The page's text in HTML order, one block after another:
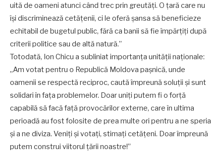
uită de oameni atunci când trec prin greutăți. O țară care nu
își discriminează cetățenii, ci le oferă șansa să beneficieze
echitabil de bugetul public, fără ca banii să fie împărțiți după
criterii politice sau de altă natură.”
Totodată, Ion Chicu a subliniat importanța unității naționale:
„Am votat pentru o Republică Moldova pașnică, unde
oamenii se respectă reciproc, caută împreună soluții și sunt
solidari în fața problemelor. Doar uniți putem fi o forță
capabilă să facă față provocărilor externe, care în ultima
perioadă au fost folosite de prea multe ori pentru a ne speria
și a ne diviza. Veniți și votați, stimați cetățeni. Doar împreună
putem construi viitorul țării noastre!”